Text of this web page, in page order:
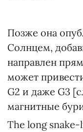
Позже она
Солнцем,
направлен
может
G2 и даже G3
магнитные
The long